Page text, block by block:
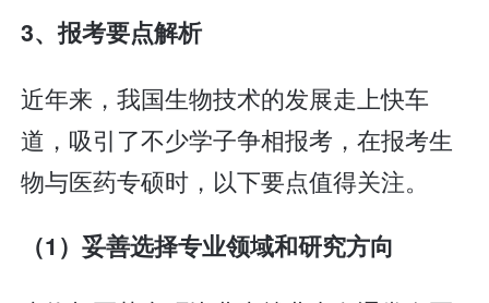
3、报考要点解析
近年来，我国生物技术的发展走上快车
道，吸引了不少学子争相报考，在报考生
物与医药专硕时，以下要点值得关注。
（1）妥善选择专业领域和研究方向